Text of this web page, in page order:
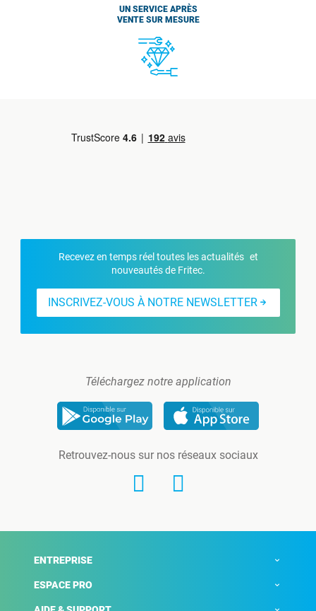
UN SERVICE APRÈS
VENTE SUR MESURE
Recevez en temps réel toutes les actualités et
nouveautés de Fritec.
INSCRIVEZ-VOUS À NOTRE NEWSLETTER
Téléchargez notre application
Retrouvez-nous sur nos réseaux sociaux
ENTREPRISE
ESPACE PRO